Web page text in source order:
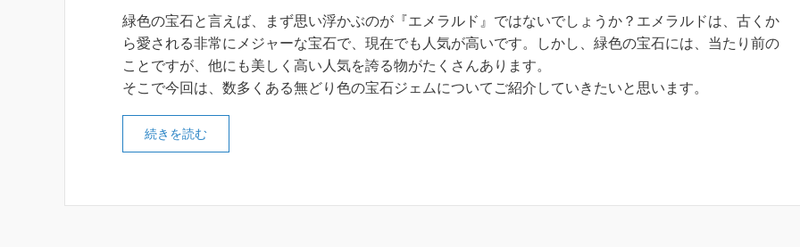
緑色の宝石と言えば、まず思い浮かぶのが『エメラルド』ではないでしょうか？エメラルドは、古くか
ら愛される非常にメジャーな宝石で、現在でも人気が高いです。しかし、緑色の宝石には、当たり前の
ことですが、他にも美しく高い人気を誇る物がたくさんあります。
そこで今回は、数多くある無どり色の宝石ジェムについてご紹介していきたいと思います。
続きを読む